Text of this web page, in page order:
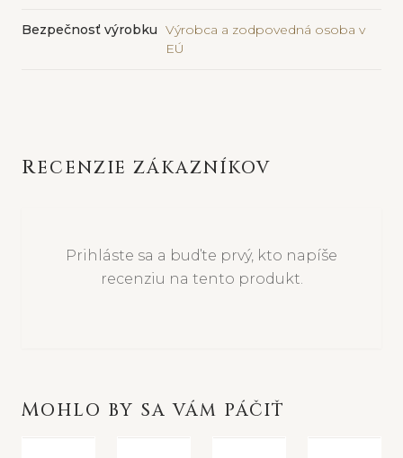
Bezpečnosť výrobku Výrobca a zodpovedná osoba v
EÚ
RECENZIE ZÁKAZNÍKOV
Prihláste sa a buďte prvý, kto napíše
recenziu na tento produkt.
MOHLO BY SA VÁM PÁČIŤ